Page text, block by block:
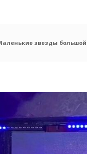
звезды